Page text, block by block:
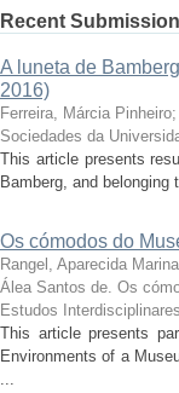
Recent
A luneta de
2016)
Ferreira, Márcia Pinheiro;
Sociedades da
This article presents
Bamberg, and
Os cómodos do
Rangel, Aparecida
Álea Santos de. Os
Estudos
This article presents
Environments of a
...